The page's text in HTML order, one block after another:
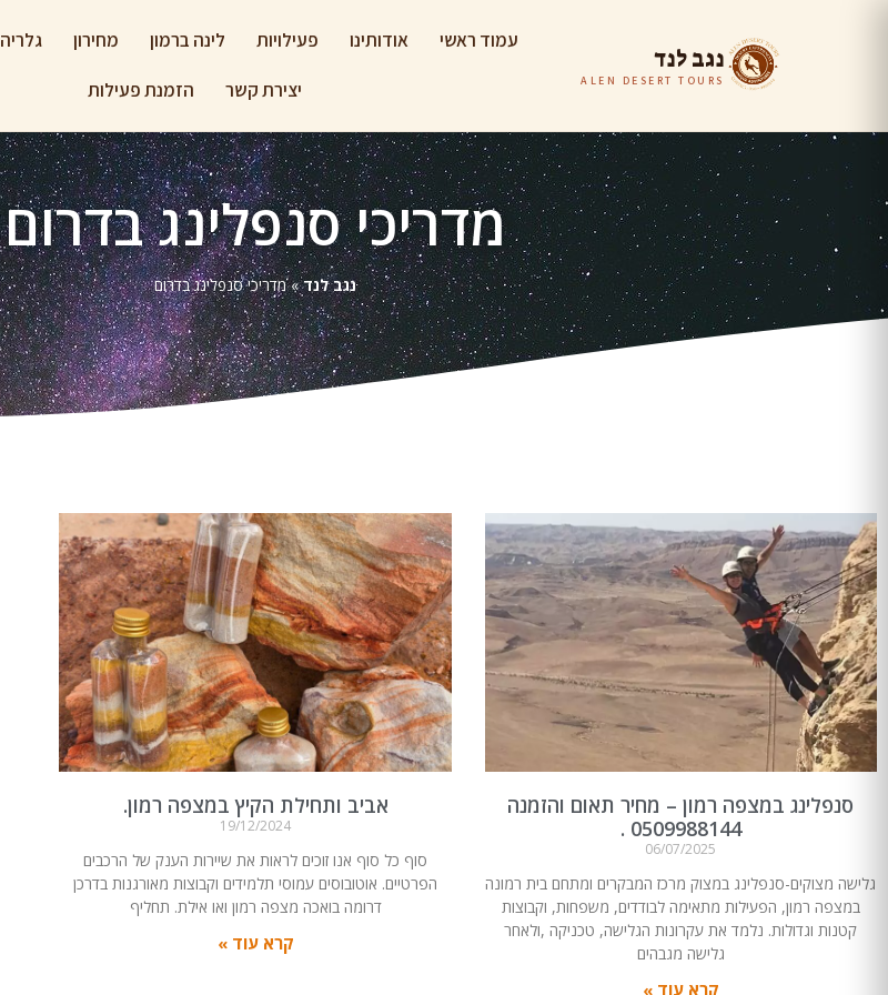
נגב לנד
ALEN DESERT TOURS
עמוד ראשי אודותינו פעילויות לינה ברמון מחירון גלריה
יצירת קשר הזמנת פעילות
מדריכי סנפלינג בדרום
נגב לנד»מדריכי סנפלינג בדרום
סנפלינג במצפה רמון – מחיר תאום והזמנה
0509988144 .
06/07/2025
גלישה מצוקים-סנפלינג במצוק מרכז המבקרים ומתחם בית רמונה
במצפה רמון, הפעילות מתאימה לבודדים, משפחות, וקבוצות
קטנות וגדולות. נלמד את עקרונות הגלישה, טכניקה ,ולאחר
גלישה מגבהים
קרא עוד »
אביב ותחילת הקיץ במצפה רמון.
19/12/2024
סוף כל סוף אנו זוכים לראות את שיירות הענק של הרכבים
הפרטיים. אוטובוסים עמוסי תלמידים וקבוצות מאורגנות בדרכן
דרומה בואכה מצפה רמון ואו אילת. תחליף
קרא עוד »